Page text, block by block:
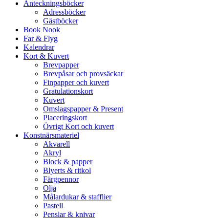
Anteckningsböcker
Adressböcker
Gästböcker
Book Nook
Far & Flyg
Kalendrar
Kort & Kuvert
Brevpapper
Brevpåsar och provsäckar
Finpapper och kuvert
Gratulationskort
Kuvert
Omslagspapper & Present
Placeringskort
Övrigt Kort och kuvert
Konstnärsmateriel
Akvarell
Akryl
Block & papper
Blyerts & ritkol
Färgpennor
Olja
Målardukar & stafflier
Pastell
Penslar & knivar